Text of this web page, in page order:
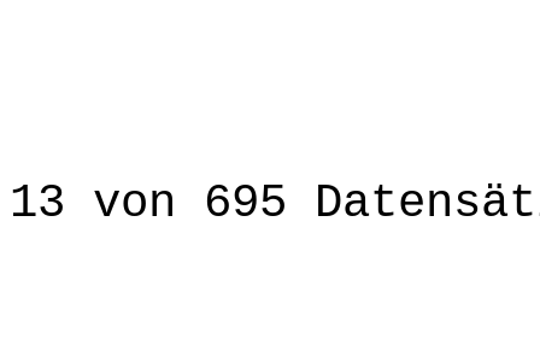
13 von 695